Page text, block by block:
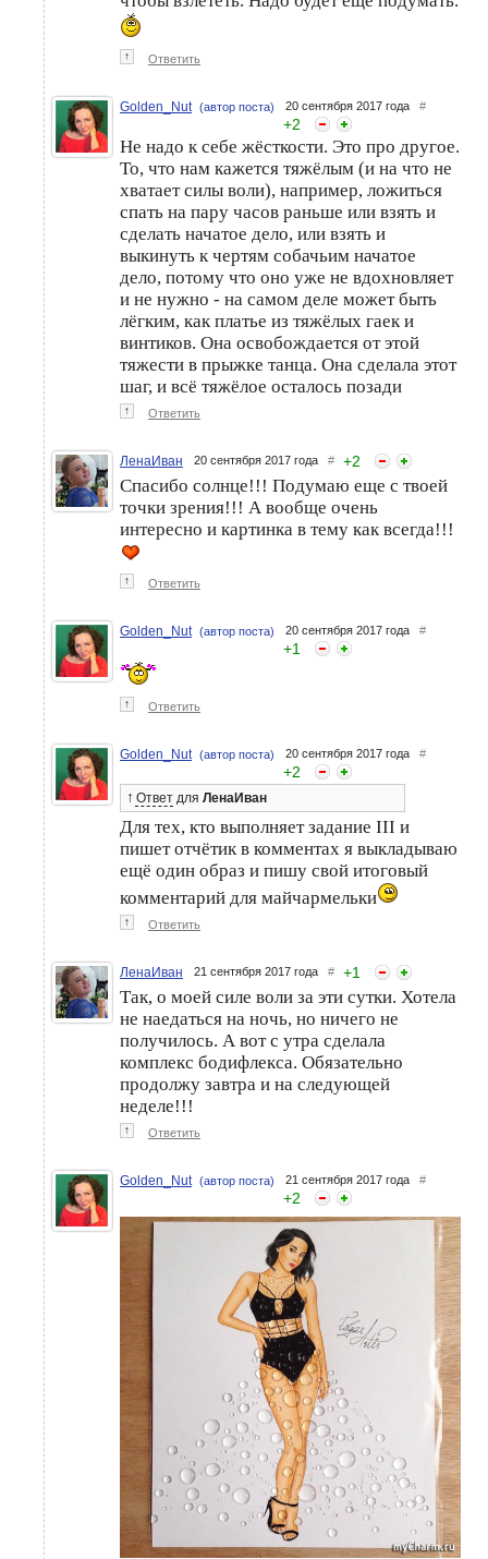
↑ Ответить
Golden_Nut (автор поста) 20 сентября 2017 года #
+2
Не надо к себе жёсткости. Это про другое.
То, что нам кажется тяжёлым (и на что не
хватает силы воли), например, ложиться
спать на пару часов раньше или взять и
сделать начатое дело, или взять и
выкинуть к чертям собачьим начатое
дело, потому что оно уже не вдохновляет
и не нужно - на самом деле может быть
лёгким, как платье из тяжёлых гаек и
винтиков. Она освобождается от этой
тяжести в прыжке танца. Она сделала этот
шаг, и всё тяжёлое осталось позади
↑ Ответить
ЛенаИван 20 сентября 2017 года # +2
Спасибо солнце!!! Подумаю еще с твоей
точки зрения!!! А вообще очень
интересно и картинка в тему как всегда!!!
↑ Ответить
Golden_Nut (автор поста) 20 сентября 2017 года #
+1
↑ Ответить
Golden_Nut (автор поста) 20 сентября 2017 года #
+2
↑ Ответ для ЛенаИван
Для тех, кто выполняет задание III и
пишет отчётик в комментах я выкладываю
ещё один образ и пишу свой итоговый
комментарий для майчармельки
↑ Ответить
ЛенаИван 21 сентября 2017 года # +1
Так, о моей силе воли за эти сутки. Хотела
не наедаться на ночь, но ничего не
получилось. А вот с утра сделала
комплекс бодифлекса. Обязательно
продолжу завтра и на следующей
неделе!!!
↑ Ответить
Golden_Nut (автор поста) 21 сентября 2017 года #
+2